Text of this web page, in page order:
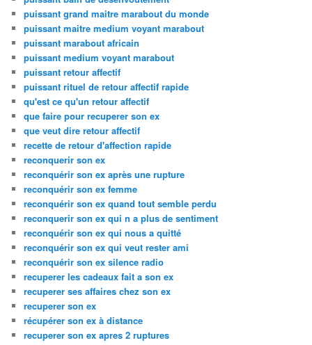
puissant grand maitre marabout du monde
puissant maitre medium voyant marabout
puissant marabout africain
puissant medium voyant marabout
puissant retour affectif
puissant rituel de retour affectif rapide
qu'est ce qu'un retour affectif
que faire pour recuperer son ex
que veut dire retour affectif
recette de retour d'affection rapide
reconquerir son ex
reconquérir son ex après une rupture
reconquérir son ex femme
reconquérir son ex quand tout semble perdu
reconquerir son ex qui n a plus de sentiment
reconquérir son ex qui nous a quitté
reconquérir son ex qui veut rester ami
reconquérir son ex silence radio
recuperer les cadeaux fait a son ex
recuperer ses affaires chez son ex
recuperer son ex
récupérer son ex à distance
recuperer son ex apres 2 ruptures